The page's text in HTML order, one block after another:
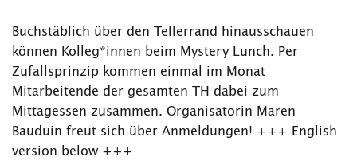
Buchstäblich über den Tellerrand hinausschauen
können Kolleg*innen beim Mystery Lunch. Per
Zufallsprinzip kommen einmal im Monat
Mitarbeitende der gesamten TH dabei zum
Mittagessen zusammen. Organisatorin Maren
Bauduin freut sich über Anmeldungen! +++ English
version below +++